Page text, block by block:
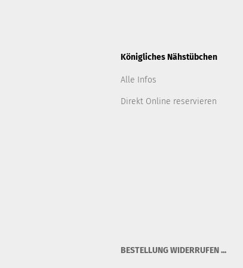
Königliches Nähstübchen
Alle Infos
Direkt Online reservieren
BESTELLUNG WIDERRUFEN ...